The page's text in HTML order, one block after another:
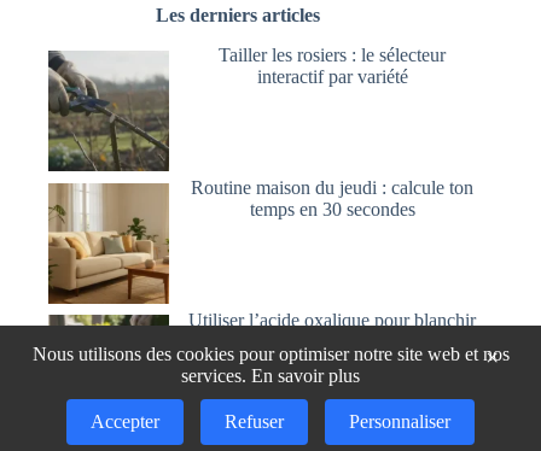
Les derniers articles
Tailler les rosiers : le sélecteur
interactif par variété
Routine maison du jeudi : calcule ton
temps en 30 secondes
Utiliser l’acide oxalique pour blanchir
×
Nous utilisons des cookies pour optimiser notre site web et nos
services. En savoir plus
Accepter Refuser Personnaliser